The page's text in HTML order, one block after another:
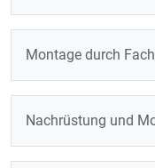
Montage durch
Nachrüstung und